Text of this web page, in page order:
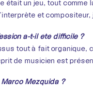
était un jeu, tout
et
a-t-il été difficile ?
tout à fait organique,
de musicien est
Mezquida ?